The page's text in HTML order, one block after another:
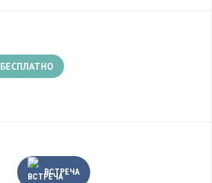
БЕСПЛАТНО
ВСТРЕЧА